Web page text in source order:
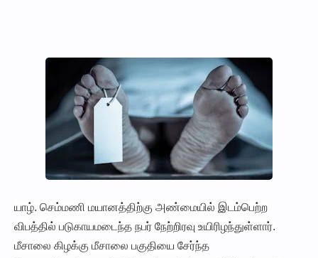
யாழ். செம்மணி மயானத்திற்கு அண்மையில் இடம்பெற்ற
விபத்தில் படுகாயமடைந்த நபர் நேற்றிரவு உயிரிழந்துள்ளார்.
மீசாலை கிழக்கு மீசாலை பகுதியை சேர்ந்த